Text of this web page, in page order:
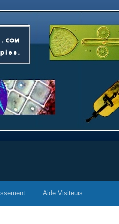
Aide Visiteurs